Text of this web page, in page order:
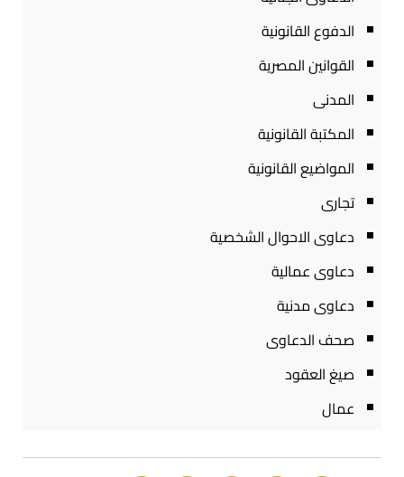
الدفوع القانونية
القوانين المصرية
المدنى
المكتبة القانونية
المواضيع القانونية
تجارى
دعاوى الاحوال الشخصية
دعاوى عمالية
دعاوى مدنية
صحف الدعاوى
صيغ العقود
عمال